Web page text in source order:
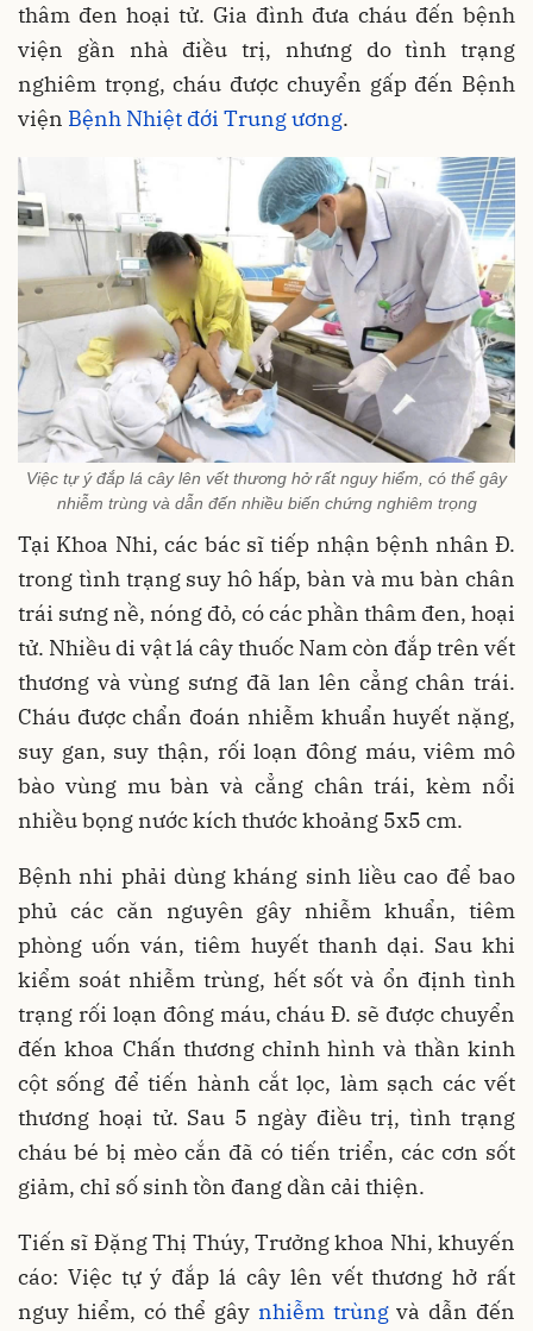
thâm đen hoại tử. Gia đình đưa cháu đến bệnh
viện gần nhà điều trị, nhưng do tình trạng
nghiêm trọng, cháu được chuyển gấp đến Bệnh
viện Bệnh Nhiệt đới Trung ương.
Việc tự ý đắp lá cây lên vết thương hở rất nguy hiểm, có thể gây
nhiễm trùng và dẫn đến nhiều biến chứng nghiêm trọng
Tại Khoa Nhi, các bác sĩ tiếp nhận bệnh nhân Đ.
trong tình trạng suy hô hấp, bàn và mu bàn chân
trái sưng nề, nóng đỏ, có các phần thâm đen, hoại
tử. Nhiều di vật lá cây thuốc Nam còn đắp trên vết
thương và vùng sưng đã lan lên cẳng chân trái.
Cháu được chẩn đoán nhiễm khuẩn huyết nặng,
suy gan, suy thận, rối loạn đông máu, viêm mô
bào vùng mu bàn và cẳng chân trái, kèm nổi
nhiều bọng nước kích thước khoảng 5x5 cm.
Bệnh nhi phải dùng kháng sinh liều cao để bao
phủ các căn nguyên gây nhiễm khuẩn, tiêm
phòng uốn ván, tiêm huyết thanh dại. Sau khi
kiểm soát nhiễm trùng, hết sốt và ổn định tình
trạng rối loạn đông máu, cháu Đ. sẽ được chuyển
đến khoa Chấn thương chỉnh hình và thần kinh
cột sống để tiến hành cắt lọc, làm sạch các vết
thương hoại tử. Sau 5 ngày điều trị, tình trạng
cháu bé bị mèo cắn đã có tiến triển, các cơn sốt
giảm, chỉ số sinh tồn đang dần cải thiện.
Tiến sĩ Đặng Thị Thúy, Trưởng khoa Nhi, khuyến
cáo: Việc tự ý đắp lá cây lên vết thương hở rất
nguy hiểm, có thể gây nhiễm trùngvà dẫn đến